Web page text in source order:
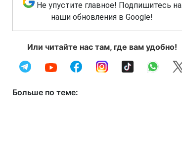
Не упустите главное! Подпишитесь на
наши обновления в Google!
Или читайте нас там, где вам удобно!
Больше по теме: